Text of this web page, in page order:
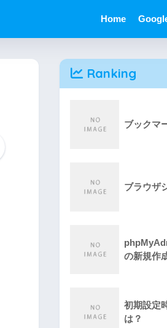
Home
Ranking
ブックマ
ブラウザ
の新規作
初期設定
は？